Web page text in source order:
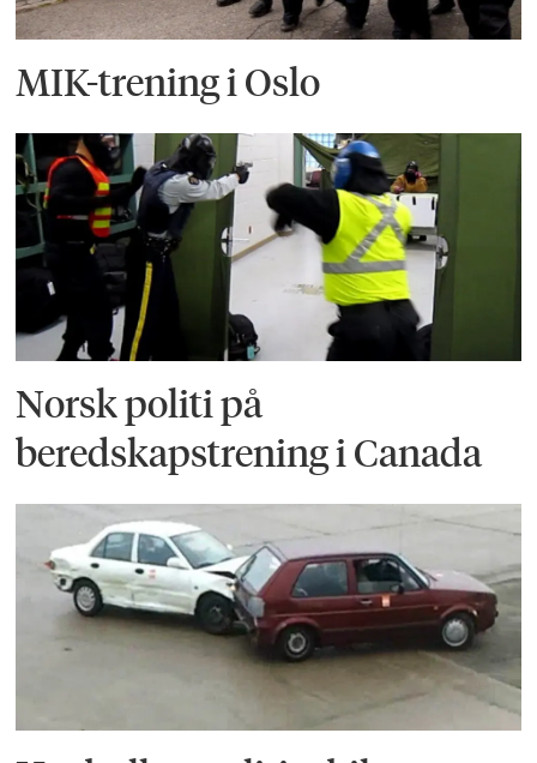
MIK-trening i Oslo
Norsk politi på
beredskapstrening i Canada